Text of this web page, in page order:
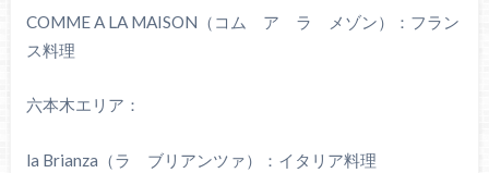
COMME A LA MAISON（コム ア ラ メゾン）：フラン
ス料理
六本木エリア：
la Brianza（ラ ブリアンツァ）：イタリア料理